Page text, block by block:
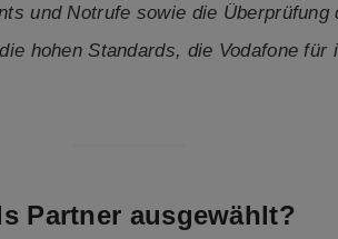
und Notrufe sowie die Überprüfung
hohen Standards, die Vodafone
Partner ausgewählt?